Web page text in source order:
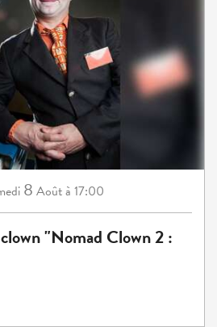
8 Aoûtà 17:00
"Nomad Clown 2 :